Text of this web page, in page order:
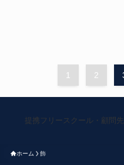
1 2
提携フリースクール・顧問先
ホーム 飾